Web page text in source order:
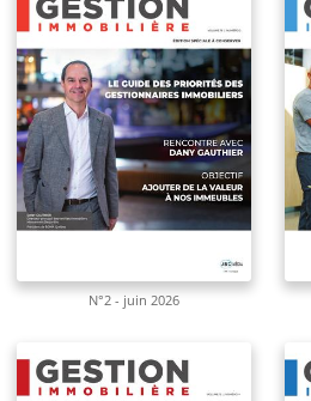
N°2 - juin 2026